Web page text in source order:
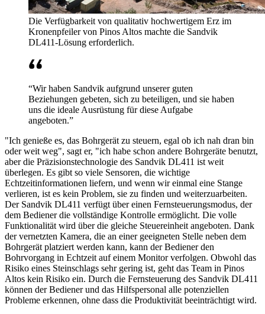
Die Verfügbarkeit von qualitativ hochwertigem Erz im
Kronenpfeiler von Pinos Altos machte die Sandvik
DL411-Lösung erforderlich.
“Wir haben Sandvik aufgrund unserer guten
Beziehungen gebeten, sich zu beteiligen, und sie haben
uns die ideale Ausrüstung für diese Aufgabe
angeboten.”
"Ich genieße es, das Bohrgerät zu steuern, egal ob ich nah dran bin
oder weit weg", sagt er, "ich habe schon andere Bohrgeräte benutzt,
aber die Präzisionstechnologie des Sandvik DL411 ist weit
überlegen. Es gibt so viele Sensoren, die wichtige
Echtzeitinformationen liefern, und wenn wir einmal eine Stange
verlieren, ist es kein Problem, sie zu finden und weiterzuarbeiten.
Der Sandvik DL411 verfügt über einen Fernsteuerungsmodus, der
dem Bediener die vollständige Kontrolle ermöglicht. Die volle
Funktionalität wird über die gleiche Steuereinheit angeboten. Dank
der vernetzten Kamera, die an einer geeigneten Stelle neben dem
Bohrgerät platziert werden kann, kann der Bediener den
Bohrvorgang in Echtzeit auf einem Monitor verfolgen. Obwohl das
Risiko eines Steinschlags sehr gering ist, geht das Team in Pinos
Altos kein Risiko ein. Durch die Fernsteuerung des Sandvik DL411
können der Bediener und das Hilfspersonal alle potenziellen
Probleme erkennen, ohne dass die Produktivität beeinträchtigt wird.